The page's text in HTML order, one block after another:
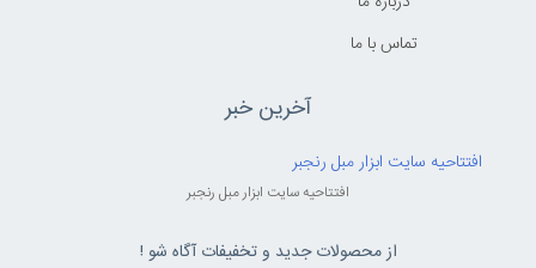
تماس با ما
آخرین خبر
افتتاحیه سایت ابزار مبل رنجبر
افتتاحیه سایت ابزار مبل رنجبر
از محصولات جدید و تخفیفات آگاه شو !